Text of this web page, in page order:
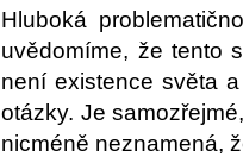
Hluboká
uvědomíme, že tento
není existence světa
otázky. Je
nicméně neznamená,